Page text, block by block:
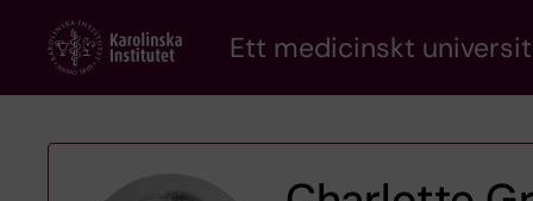
content
Ett medicinskt